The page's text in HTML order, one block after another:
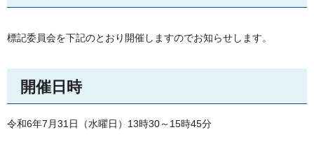
標記委員会を下記のとおり開催しますのでお知らせします。
開催日時
令和6年7月31日（水曜日）13時30～15時45分